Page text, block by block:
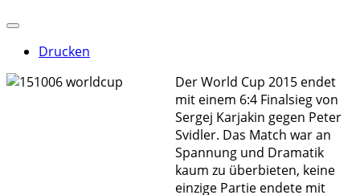
Drucken
Der World Cup 2015 endet
mit einem 6:4 Finalsieg von
Sergej Karjakin gegen Peter
Svidler. Das Match war an
Spannung und Dramatik
kaum zu überbieten, keine
einzige Partie endete mit